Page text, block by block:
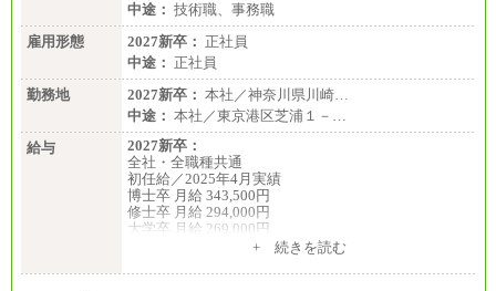
中途： 技術職、事務職
雇用形態
2027新卒： 正社員
中途： 正社員
勤務地
2027新卒： 本社／神奈川県川崎…
中途： 本社／東京港区芝浦１－…
給与
2027新卒：
全社・全職種共通
初任給／2025年4月実績
博士卒 月給 343,500円
修士卒 月給 294,000円
大学卒 月給 269,000円
※試用期間の給与に変更はございません
中途：
+ 続きを読む